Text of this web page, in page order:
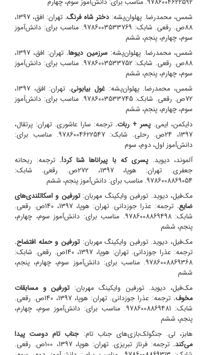
شمس، محمدرضا. پهلوان‌پشه: دختر شاه فرنگ.
تهران: افق، 1397،
88ص. رقعی. شابک: 9786003533769. مناسب برای: دانش‌آموز
سوم، چهارم، پنجم، ششم
شمس، محمدرضا. پهلوان‌پشه:سرزمین دیوها.
تهران: افق، 1397،
88ص. رقعی. شابک: 9786003533752. مناسب برای: دانش‌آموز
سوم، چهارم، پنجم، ششم
شمس، محمدرضا. پهلوان‌پشه:غول بیابونی.
تهران: افق، 1397،
72ص. رقعی. شابک: 9786003533745. مناسب برای: دانش‌آموز
سوم، چهارم، پنجم، ششم
دایکمن، ایمی. پسر + ربات. ترجمه: سارا عاشوری. تهران: پرتقال،
1397، 24ص. رحلی. شابک: 9786004622547. مناسب برای:
دانش‌آموز اول، دوم، سوم
آلموند، دیوید.پسری که با پیراناها شنا کرد!. ترجمه: ریحانه
جعفری.
تهران: هوپا، 1397، 272ص. رقعی. شابک:
9786008869054. مناسب برای: دانش‌آموز پنجم، ششم
مک‌فیل، دیوید. تورفین وایکینگ مهربان:تورفین و اسکاتلندی‌های
ضایع. ترجمه: عذرا جوزدانی.
تهران: هوپا، 1397، 140ص. رقعی.
شابک: 9786008869498. مناسب برای: دانش‌آموز سوم، چهارم،
پنجم، ششم
مک‌فیل، دیوید. تورفین وایکینگ مهربان:تورفین و حمله افتضاح.
ترجمه: عذرا جوزدانی.
تهران: هوپا، 1397، 140ص. رقعی. شابک:
9786008869368. مناسب برای: دانش‌آموز سوم، چهارم، پنجم،
ششم
مک‌فیل، دیوید. تورفین وایکینگ مهربان:تورفین و مسابقات
مخوف. ترجمه: عذرا جوزدانی.
تهران: هوپا، 1397، 140ص. رقعی.
شابک: 9786008869481. مناسب برای: دانش‌آموز سوم، چهارم،
پنجم، ششم
هابز، لی. جنگولک‌بازی‌های جناب تام: جناب تام دوست پیدا
می‌کند. ترجمه: فرناز تبریزی.
تهران: هوپا، 1397، 100ص. رقعی.